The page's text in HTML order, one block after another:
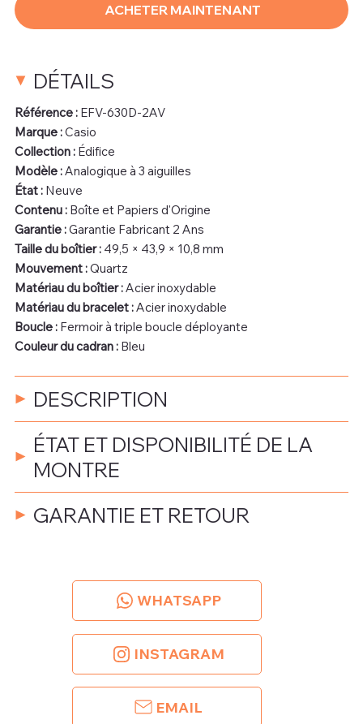
ACHETER MAINTENANT
DÉTAILS
Référence :EFV-630D-2AV
Marque :Casio
Collection :Édifice
Modèle :Analogique à 3 aiguilles
État :Neuve
Contenu :Boîte et Papiers d'Origine
Garantie :Garantie Fabricant 2 Ans
Taille du boîtier :49,5 × 43,9 × 10,8 mm
Mouvement :Quartz
Matériau du boîtier :Acier inoxydable
Matériau du bracelet :Acier inoxydable
Boucle :Fermoir à triple boucle déployante
Couleur du cadran :Bleu
DESCRIPTION
ÉTAT ET DISPONIBILITÉ DE LA
MONTRE
GARANTIE ET RETOUR
WHATSAPP
INSTAGRAM
EMAIL